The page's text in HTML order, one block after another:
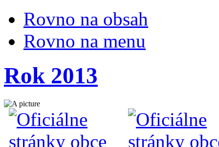
Rovno na obsah
Rovno na menu
Rok 2013